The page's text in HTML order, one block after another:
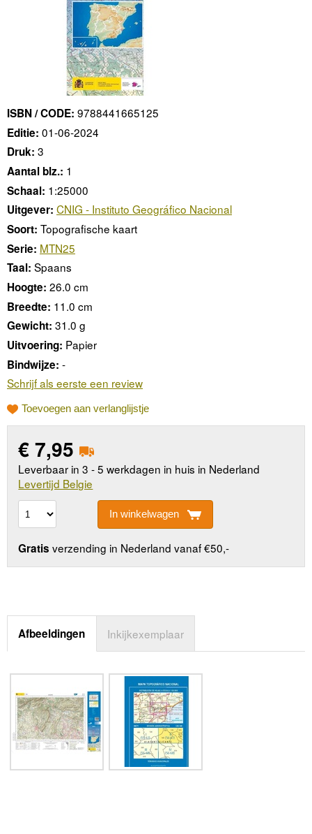
ISBN / CODE: 9788441665125
Editie: 01-06-2024
Druk: 3
Aantal blz.: 1
Schaal: 1:25000
Uitgever: CNIG - Instituto Geográfico Nacional
Soort: Topografische kaart
Serie: MTN25
Taal: Spaans
Hoogte: 26.0 cm
Breedte: 11.0 cm
Gewicht: 31.0 g
Uitvoering: Papier
Bindwijze: -
Schrijf als eerste een review
Toevoegen aan verlanglijstje
€7,95
Leverbaar in 3 - 5 werkdagen in huis in Nederland
Levertijd Belgie
In winkelwagen
Gratis verzending in Nederland vanaf €50,-
Afbeeldingen Inkijkexemplaar